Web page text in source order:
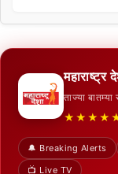
ताज्या
🔔 Breaking Alerts
📺 Live TV